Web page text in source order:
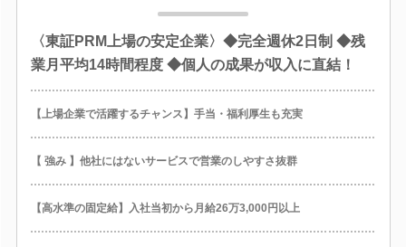
〈東証PRM上場の安定企業〉◆完全週休2日制 ◆残
業月平均14時間程度 ◆個人の成果が収入に直結！
【上場企業で活躍するチャンス】手当・福利厚生も充実
【 強み 】他社にはないサービスで営業のしやすさ抜群
【高水準の固定給】入社当初から月給26万3,000円以上